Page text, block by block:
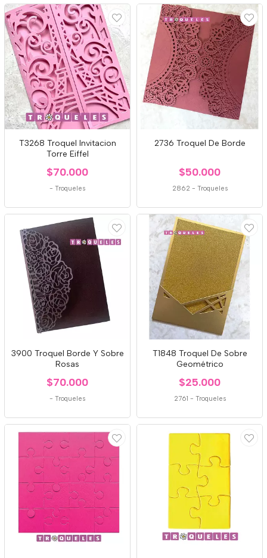
T3268 Troquel Invitacion
Torre Eiffel
$70.000
- Troqueles
2736 Troquel De Borde
$50.000
2862 - Troqueles
3900 Troquel Borde Y Sobre
Rosas
$70.000
- Troqueles
T1848 Troquel De Sobre
Geométrico
$25.000
2761 - Troqueles